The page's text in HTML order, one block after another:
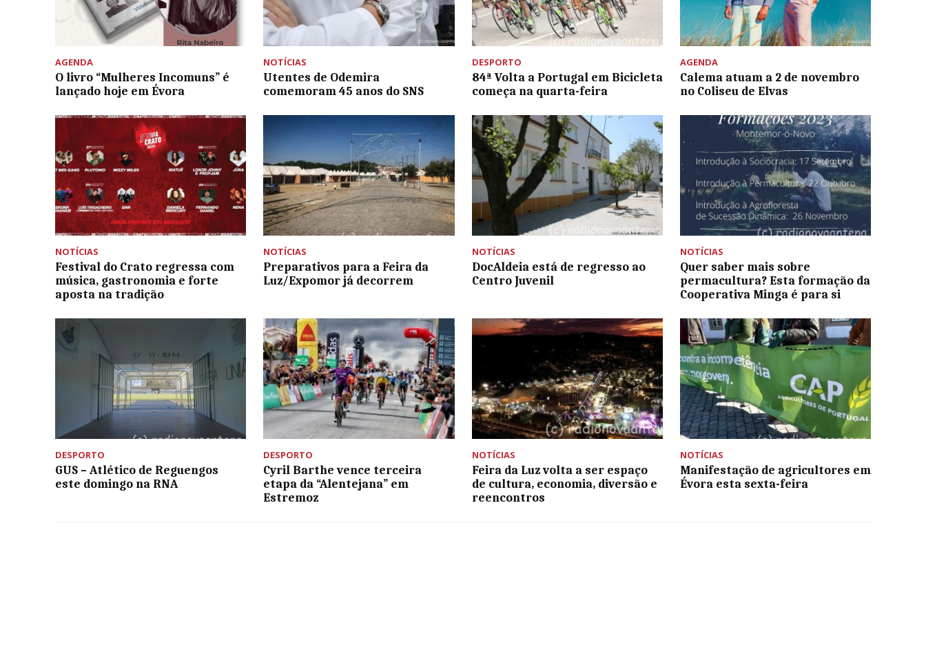
AGENDA
O livro “Mulheres Incomuns” é
lançado hoje em Évora
NOTÍCIAS
Utentes de Odemira
comemoram 45 anos do SNS
DESPORTO
84ª Volta a Portugal em Bicicleta
começa na quarta-feira
AGENDA
Calema atuam a 2 de novembro
no Coliseu de Elvas
NOTÍCIAS
Festival do Crato regressa com
música, gastronomia e forte
aposta na tradição
NOTÍCIAS
Preparativos para a Feira da
Luz/Expomor já decorrem
NOTÍCIAS
DocAldeia está de regresso ao
Centro Juvenil
NOTÍCIAS
Quer saber mais sobre
permacultura? Esta formação da
Cooperativa Minga é para si
DESPORTO
GUS – Atlético de Reguengos
este domingo na RNA
DESPORTO
Cyril Barthe vence terceira
etapa da “Alentejana” em
Estremoz
NOTÍCIAS
Feira da Luz volta a ser espaço
de cultura, economia, diversão e
reencontros
NOTÍCIAS
Manifestação de agricultores em
Évora esta sexta-feira